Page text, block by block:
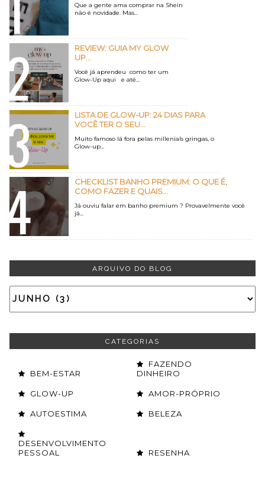
Que a gente ama comprar na Shein
não é novidade. Mas...
REVIEW: GUIA MY GLOW
UP...
Você já aprendeu como ter um
Glow-Up aqui e até...
LISTA DE GLOW-UP: 24 DIAS PARA
VOCÊ TER O SEU...
Muito famoso lá fora pelas millenials gringas, o
Glow-up...
CHECKLIST BANHO PREMIUM: O QUE É,
COMO FAZER E QUAIS...
Já ouviu falar em banho premium ? Provavelmente você
já...
ARQUIVO DO BLOG
CATEGORIAS
BEM-ESTAR
FAZENDO
DINHEIRO
GLOW-UP AMOR-PRÓPRIO
AUTOESTIMA BELEZA
DESENVOLVIMENTO
PESSOAL
RESENHA